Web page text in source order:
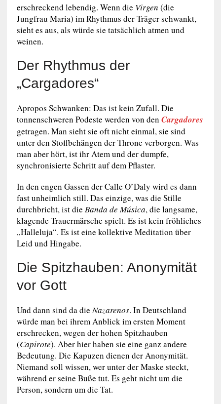
erschreckend lebendig. Wenn die Virgen (die
Jungfrau Maria) im Rhythmus der Träger schwankt,
sieht es aus, als würde sie tatsächlich atmen und
weinen.
Der Rhythmus der
„Cargadores“
Apropos Schwanken: Das ist kein Zufall. Die
tonnenschweren Podeste werden von den Cargadores
getragen. Man sieht sie oft nicht einmal, sie sind
unter den Stoffbehängen der Throne verborgen. Was
man aber hört, ist ihr Atem und der dumpfe,
synchronisierte Schritt auf dem Pflaster.
In den engen Gassen der Calle O’Daly wird es dann
fast unheimlich still. Das einzige, was die Stille
durchbricht, ist die Banda de Música, die langsame,
klagende Trauermärsche spielt. Es ist kein fröhliches
„Halleluja“. Es ist eine kollektive Meditation über
Leid und Hingabe.
Die Spitzhauben: Anonymität
vor Gott
Und dann sind da dieNazarenos. In Deutschland
würde man bei ihrem Anblick im ersten Moment
erschrecken, wegen der hohen Spitzhauben
(Capirote). Aber hier haben sie eine ganz andere
Bedeutung. Die Kapuzen dienen der Anonymität.
Niemand soll wissen, wer unter der Maske steckt,
während er seine Buße tut. Es geht nicht um die
Person, sondern um die Tat.